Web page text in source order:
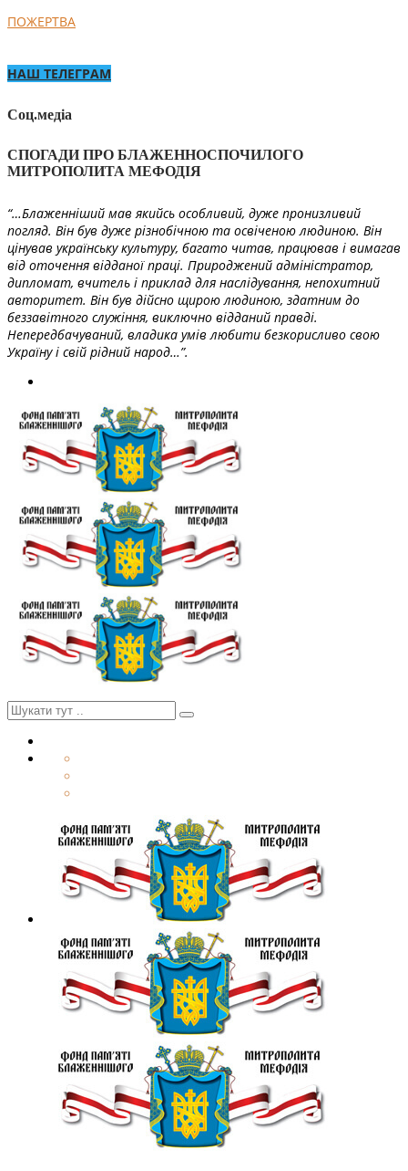
ПОЖЕРТВА
НАШ ТЕЛЕГРАМ
Соц.медіа
СПОГАДИ ПРО БЛАЖЕННОСПОЧИЛОГО
МИТРОПОЛИТА МЕФОДІЯ
“…Блаженніший мав якийсь особливий, дуже пронизливий
погляд. Він був дуже різнобічною та освіченою людиною. Він
цінував українську культуру, багато читав, працював і вимагав
від оточення відданої праці. Природжений адміністратор,
дипломат, вчитель і приклад для наслідування, непохитний
авторитет. Він був дійсно щирою людиною, здатним до
беззавітного служіння, виключно відданий правді.
Непередбачуваний, владика умів любити безкорисливо свою
Україну і свій рідний народ…”.